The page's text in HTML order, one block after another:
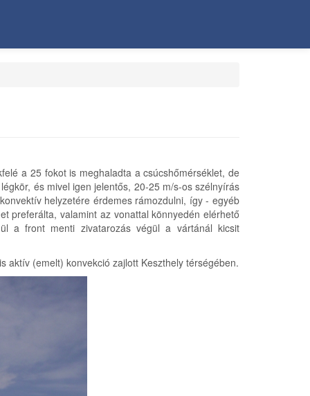
a 25 fokot is meghaladta a csúcshőmérséklet, de
és mivel igen jelentős, 20-25 m/s-os szélnyírás
helyzetére érdemes rámozdulni, így - egyéb
preferálta, valamint az vonattal könnyedén elérhető
a front menti zivatarozás végül a vártánál kicsit
aktív (emelt) konvekció zajlott Keszthely térségében.